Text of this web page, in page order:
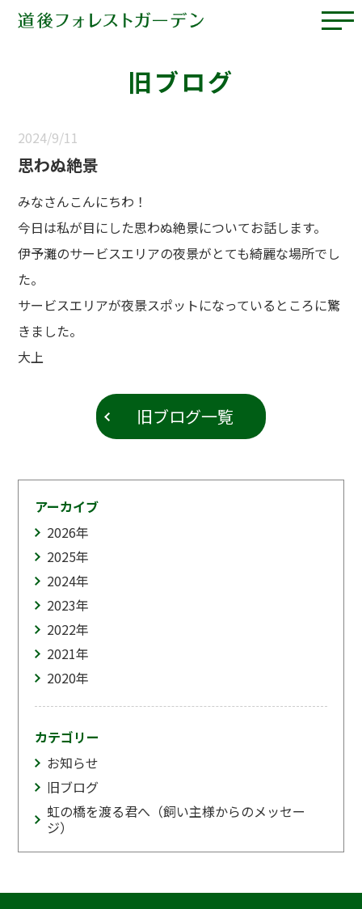
旧ブログ
2024/9/11
思わぬ絶景
みなさんこんにちわ！
今日は私が目にした思わぬ絶景についてお話します。
伊予灘のサービスエリアの夜景がとても綺麗な場所でし
た。
サービスエリアが夜景スポットになっているところに驚
きました。
大上
旧ブログ一覧
アーカイブ
2026年
2025年
2024年
2023年
2022年
2021年
2020年
カテゴリー
お知らせ
旧ブログ
虹の橋を渡る君へ（飼い主様からのメッセー
ジ）